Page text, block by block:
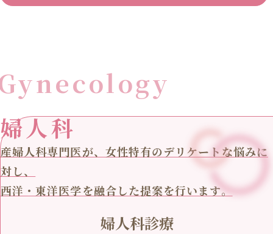
婦人科
産婦人科専門医が、女性特有のデリケートな悩みに
対し、
西洋・東洋医学を融合した提案を行います。
婦人科診療